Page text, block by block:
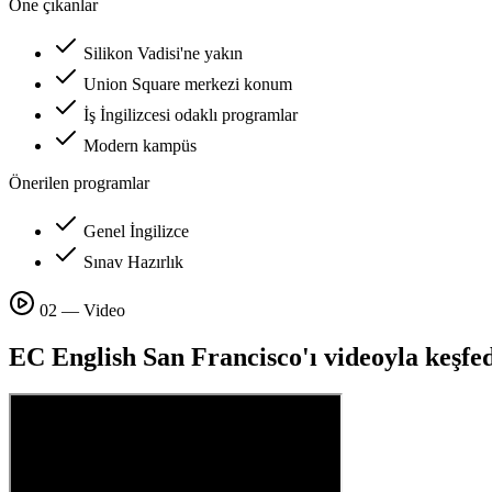
Öne çıkanlar
Silikon Vadisi'ne yakın
Union Square merkezi konum
İş İngilizcesi odaklı programlar
Modern kampüs
Önerilen programlar
Genel İngilizce
Sınav Hazırlık
02 — Video
EC English San Francisco'ı videoyla